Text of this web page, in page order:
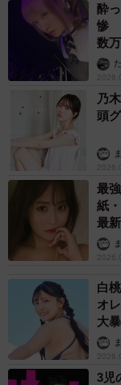
酔
惨
数
乃
頭
最
紙
最
て
た
白
オ
大
3児